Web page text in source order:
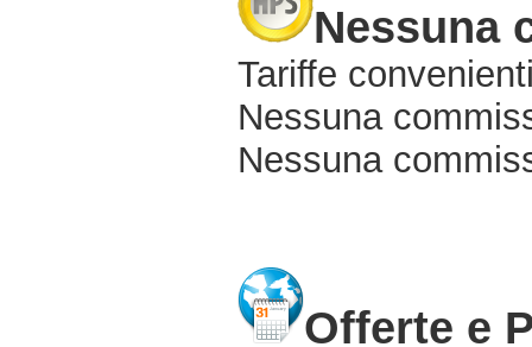
Nessuna
Tariffe
Nessuna
Nessuna
Offerte e